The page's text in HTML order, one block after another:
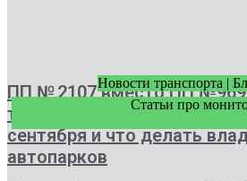
Новости транспорта |
Статьи про
ПП № 2107 вместо ПП
требования к
сентября и что делать
автопарков